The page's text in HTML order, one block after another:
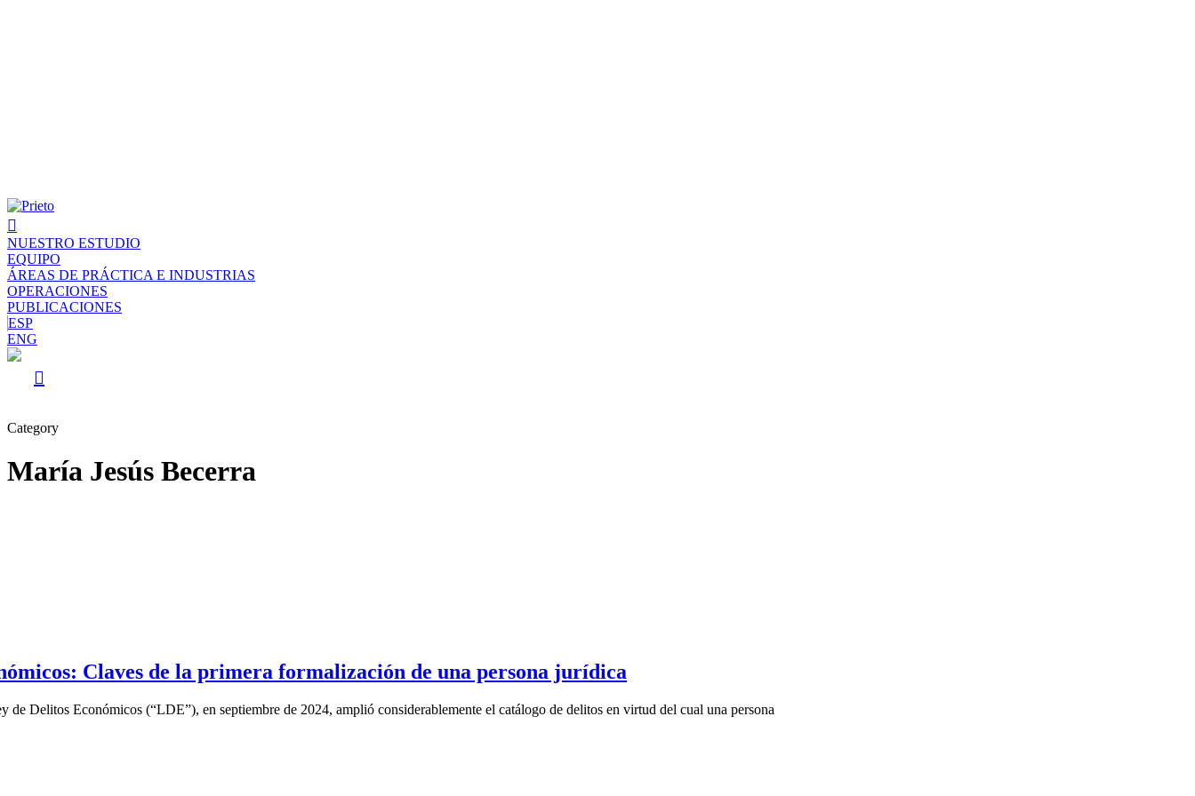
NUESTRO ESTUDIO
EQUIPO
ÁREAS DE PRÁCTICA E INDUSTRIAS
OPERACIONES
PUBLICACIONES
ESP
ENG
Category
María Jesús Becerra
Claves de la primera formalización de una persona jurídica
de Delitos Económicos (“LDE”), en septiembre de 2024, amplió considerablemente el catálogo de delitos en virtud del cual una persona